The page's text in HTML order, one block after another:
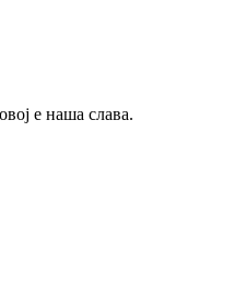
е наша слава.